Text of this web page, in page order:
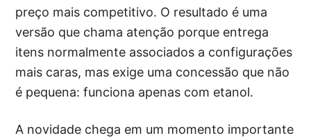
preço mais competitivo. O resultado é uma
versão que chama atenção porque entrega
itens normalmente associados a configurações
mais caras, mas exige uma concessão que não
é pequena: funciona apenas com etanol.
A novidade chega em um momento importante